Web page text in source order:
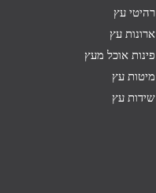
רהיטי עץ
ארונות עץ
פינות אוכל מעץ
מיטות עץ
שידות עץ